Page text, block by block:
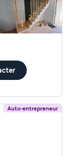
Auto-entrepreneur